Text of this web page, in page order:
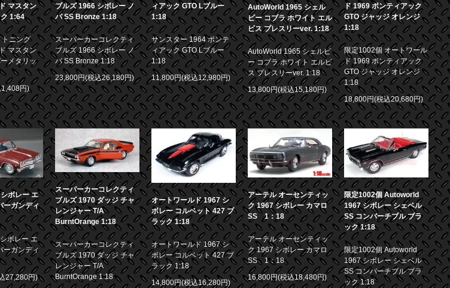
マスタン
1:64
トニング
マスタン
メタリッ
円)
ブルズ 1966 シボレー ノ
バ SS Bronze 1:18
スーパーカーコレクティ
ブルズ 1966 シボレー ノ
バ SS Bronze 1:18
23,800円(税込26,180円)
ィアック GTO Lブルー
1:18
サンスター 1964 ポンテ
ィアック GTO Lブルー
1:18
11,800円(税込12,980円)
AutoWorld 1965 シェル
ビー コブラ ホワイト エル
ビス プレスリーver. 1:18
AutoWorld 1965 シェルビ
ー コブラ ホワイト エルビ
ス プレスリーver. 1:18
13,800円(税込15,180円)
ド 1969 ポンティアック
GTO ジャッジ オレンジ
1:18
限定1002個 オートワール
ド 1969 ポンティアック
GTO ジャッジ オレンジ
1:18
18,800円(税込20,680円)
ボレー エ
ーガンディ
ボレー エ
ーガンディ
27,280円)
スーパーカーコレクティ
ブルズ 1970 ダッジ チャ
レンジャー T/A
BurntOrange 1:18
スーパーカーコレクティ
ブルズ 1970 ダッジ チャ
レンジャー T/A
BurntOrange 1:18
オートワールド 1967 シ
ボレー コルベット 427 ブ
ラック 1:18
オートワールド 1967 シ
ボレー コルベット 427 ブ
ラック 1:18
14,800円(税込16,280円)
アーテル オーセンティッ
ク 1967 シボレー カマロ
SS 1：18
アーテル オーセンティッ
ク 1967 シボレー カマロ
SS 1：18
16,800円(税込18,480円)
限定1002個 Autoworld
1967 シボレー シェベル
SS コンバーチブル ブラ
ック 1:18
限定1002個 Autoworld
1967 シボレー シェベル
SS コンバーチブル ブラ
ック 1:18